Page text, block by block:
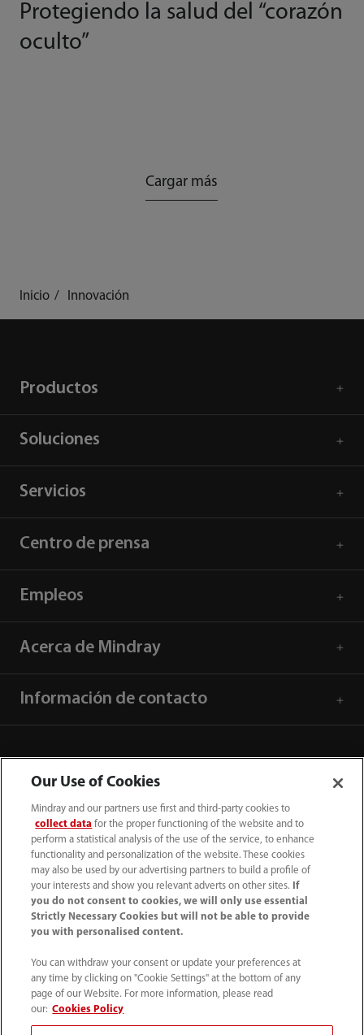
Protegiendo la salud del “corazón
oculto”
Cargar más
Inicio Innovación
Productos
Soluciones
Servicios
Centro de prensa
Empleos
Acerca de Mindray
Información de contacto
52 55 5661 9450
Condiciones de uso｜Mapa del sitio｜Aviso cookies
Aviso de privacidad
Our Use of Cookies
Mindray and our partners use first and third-party cookies to
collect data for the proper functioning of the website and to
perform a statistical analysis of the use of the service, to enhance
functionality and personalization of the website. These cookies
may also be used by our advertising partners to build a profile of
your interests and show you relevant adverts on other sites.
If
you do not consent to cookies, we will only use essential
Strictly Necessary Cookies but will not be able to provide
you with personalised content.
You can withdraw your consent or update your preferences at
any time by clicking on "Cookie Settings" at the bottom of any
page of our Website. For more information, please read
our: Cookies Policy